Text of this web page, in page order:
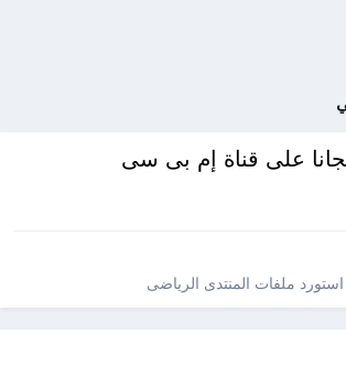
على قناة إم بى سى
ملفات المنتدى الرياضى